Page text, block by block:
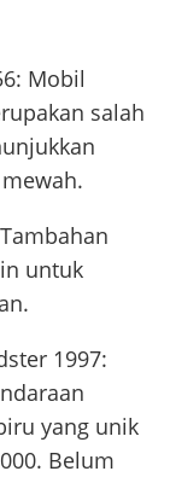
Mobil
salah
untuk
1997:
yang unik
Belum